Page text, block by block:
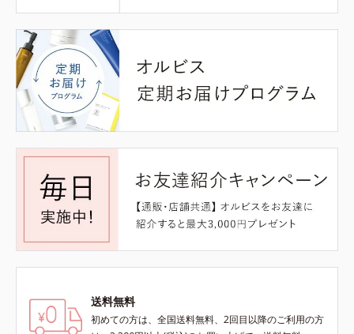
送料無料
初めての方は、全国送料無料、2回目以降のご利用の方